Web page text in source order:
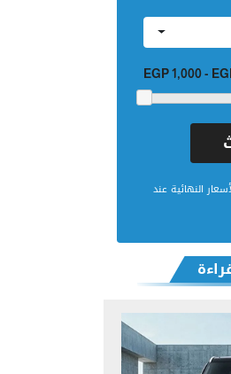
EGP 1,000-
النهائية عند